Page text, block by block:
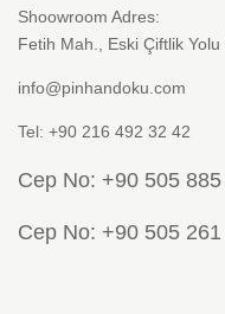
sayfasından
seçilebilir
Shoowroom Adres:
Fetih Mah., Eski Çiftlik
info@pinhandoku.com
Tel: +90 216 492 32 42
Cep No: +90 505
Cep No: +90 505